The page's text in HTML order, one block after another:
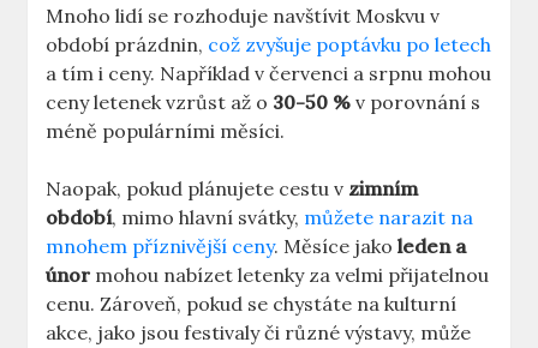
Mnoho lidí se rozhoduje navštívit Moskvu v
období prázdnin, což zvyšuje poptávku po letech
a tím i ceny. Například v červenci a srpnu mohou
ceny letenek vzrůst až o 30-50 % v porovnání s
méně populárními měsíci.
Naopak, pokud plánujete cestu v zimním
období, mimo hlavní svátky, můžete narazit na
mnohem příznivější ceny. Měsíce jakoleden a
únor mohou nabízet letenky za velmi přijatelnou
cenu. Zároveň, pokud se chystáte na kulturní
akce, jako jsou festivaly či různé výstavy, může